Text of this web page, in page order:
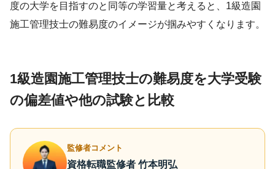
度の大学を目指すのと同等の学習量と考えると、1級造園
施工管理技士の難易度のイメージが掴みやすくなります。
1級造園施工管理技士の難易度を大学受験
の偏差値や他の試験と比較
監修者コメント
資格転職監修者 竹本明弘